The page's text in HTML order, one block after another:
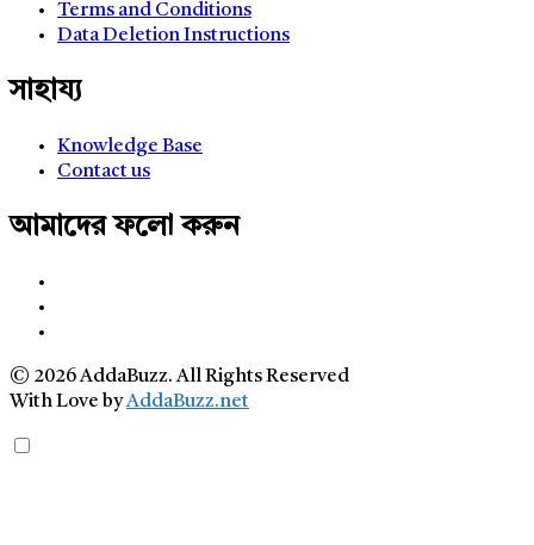
Terms and Conditions
Data Deletion Instructions
সাহায্য
Knowledge Base
Contact us
আমাদের ফলো করুন
© 2026 AddaBuzz. All Rights Reserved
With Love byAddaBuzz.net